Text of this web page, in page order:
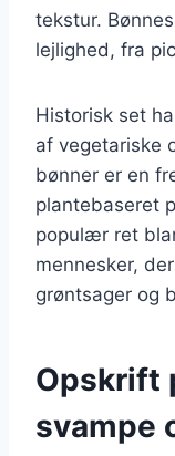
tekstur.
lejlighed, fra
Historisk set
af vegetariske
bønner er en
plantebaseret
populær ret
mennesker,
grøntsager og
Opskrift
svampe